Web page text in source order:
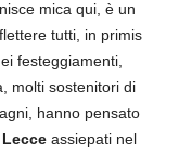
mica qui, è un
tutti, in primis
festeggiamenti,
molti sostenitori di
hanno pensato
Lecce assiepati nel